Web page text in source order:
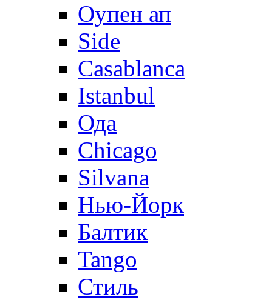
Оупен ап
Side
Casablanca
Istanbul
Ода
Chicago
Silvana
Нью-Йорк
Балтик
Tango
Стиль